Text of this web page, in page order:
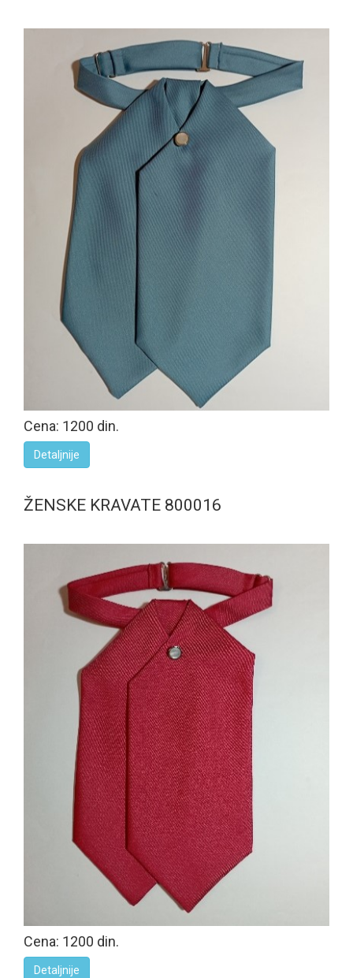
Cena: 1200 din.
Detaljnije
ŽENSKE KRAVATE 800016
Cena: 1200 din.
Detaljnije